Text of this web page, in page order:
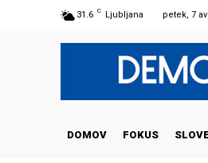
31.6 C Ljubljana petek, 7
DOMOV FOKUS